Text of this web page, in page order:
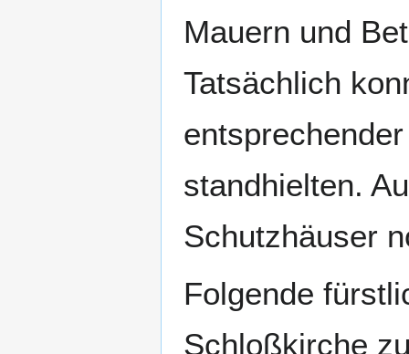
Mauern und
Tatsächlich
standhielten.
Schutzhäuser
Folgende
Schloßkirche